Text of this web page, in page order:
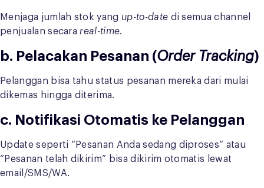
Menjaga jumlah stok yang up-to-date di semua channel
penjualan secarareal-time.
b. Pelacakan Pesanan (Order Tracking)
Pelanggan bisa tahu status pesanan mereka dari mulai
dikemas hingga diterima.
c. Notifikasi Otomatis ke Pelanggan
Update seperti “Pesanan Anda sedang diproses” atau
“Pesanan telah dikirim” bisa dikirim otomatis lewat
email/SMS/WA.